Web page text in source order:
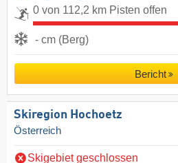
0 von 112,2 km Pisten offen
- cm (Berg)
Bericht
Skiregion Hochoetz
Österreich
Skigebiet geschlossen